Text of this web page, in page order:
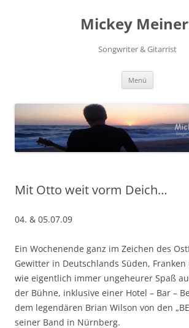
Mickey
Songwriter & Gitarrist
Menü
Mit Otto weit vorm Deich…
04. & 05.07.09
Ein Wochenende ganz im Zeichen des
Gewitter in Deutschlands Süden,
wie eigentlich immer ungeheurer Spaß
der Bühne, inklusive einer Hotel – Bar –
dem legendären Brian Wilson von den
seiner Band in Nürnberg.